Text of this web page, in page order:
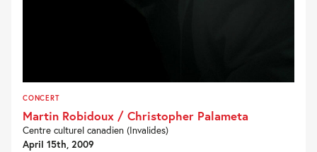
CONCERT
Martin Robidoux / Christopher Palameta
Centre culturel canadien (Invalides)
April 15th, 2009